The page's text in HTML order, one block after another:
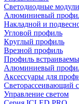
Светодиодные
Алюминиевый
Накладной и
Угловой профиль
Круглый профиль
Врезной профиль
Профиль
Алюминиевый
Аксессуары для
Светорассеивающий
Управление светом